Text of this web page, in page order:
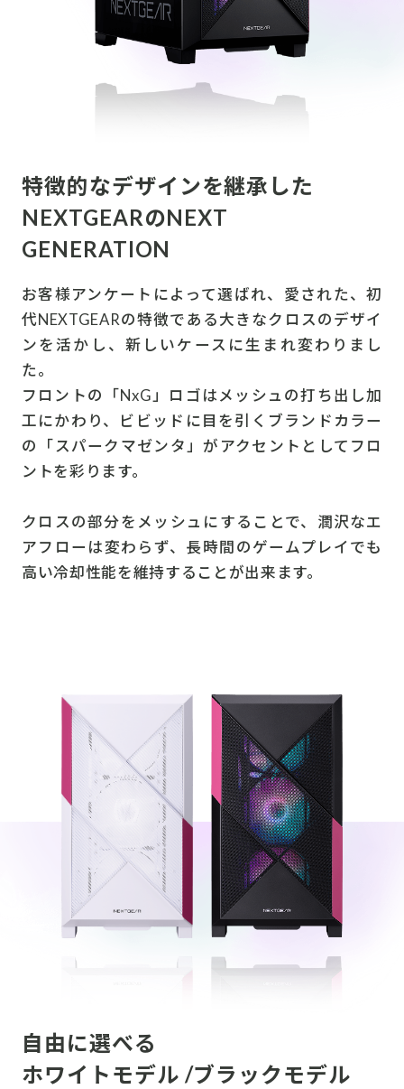
特徴的なデザインを継承した
NEXTGEARのNEXT
GENERATION
お客様アンケートによって選ばれ、愛された、初
代NEXTGEARの特徴である大きなクロスのデザイ
ンを活かし、新しいケースに生まれ変わりまし
た。
フロントの「NxG」ロゴはメッシュの打ち出し加
工にかわり、ビビッドに目を引くブランドカラー
の「スパークマゼンタ」がアクセントとしてフロ
ントを彩ります。
クロスの部分をメッシュにすることで、潤沢なエ
アフローは変わらず、長時間のゲームプレイでも
高い冷却性能を維持することが出来ます。
自由に選べる
ホワイトモデル /ブラックモデル